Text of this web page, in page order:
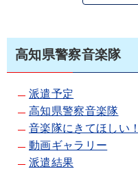
高知県警察音楽隊
派遣予定
高知県警察音楽隊
音楽隊にきてほしい！
動画ギャラリー
派遣結果